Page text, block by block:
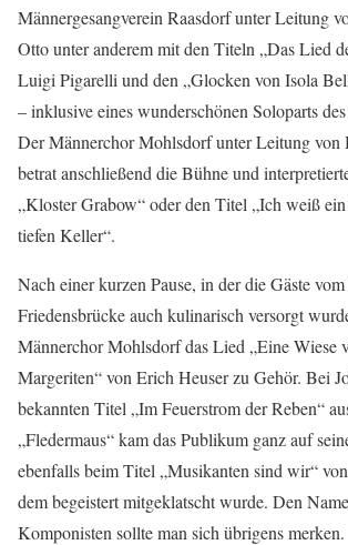
Männergesangverein Raasdorf unter Leitung
Otto unter anderem mit den Titeln „Das Lied
Luigi Pigarelli und den „Glocken von Isola
– inklusive eines wunderschönen Soloparts
Der Männerchor Mohlsdorf unter Leitung
betrat anschließend die Bühne und
„Kloster Grabow“ oder den Titel „Ich weiß ein
tiefen Keller“.
Nach einer kurzen Pause, in der die Gäste
Friedensbrücke auch kulinarisch versorgt
Männerchor Mohlsdorf das Lied „Eine Wiese
Margeriten“ von Erich Heuser zu Gehör. Bei
bekannten Titel „Im Feuerstrom der Reben“
„Fledermaus“ kam das Publikum ganz auf
ebenfalls beim Titel „Musikanten sind wir“
dem begeistert mitgeklatscht wurde. Den
Komponisten sollte man sich übrigens merken.